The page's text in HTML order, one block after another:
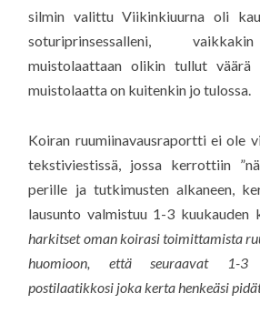
silmin valittu Viikinkiuurna oli
soturiprinsessalleni,
muistolaattaan olikin tullut väärä
muistolaatta on kuitenkin jo tulossa.
Koiran ruumiinavausraportti ei ole
tekstiviestissä, jossa kerrottiin
perille ja tutkimusten alkaneen,
lausunto valmistuu 1-3 kuukauden
harkitset oman koirasi toimittamista
huomioon, että seuraavat 1-3
postilaatikkosi joka kerta henkeäsi